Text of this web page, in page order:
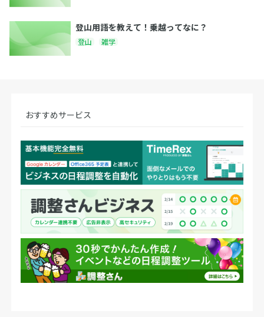
登山用語を教えて！乗越ってなに？
登山 雑学
おすすめサービス